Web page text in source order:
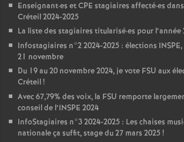
Enseignant·es etCPE stagiaires affecté·es
Créteil 2024-2025
La liste des stagiaires titularisé·es pour
Infostagiaires n°2 2024-2025 : élections INSPE
21 novembre
Du 19 au 20 novembre 2024, je vote FSU aux
Créteil!
Avec 67,79% des voix, la FSU remporte
conseil de l’INSPE 2024
InfoStagiaires n°3 2024-2025 : Les chaises
nationale ça suffit, stage du 27 mars 2025!